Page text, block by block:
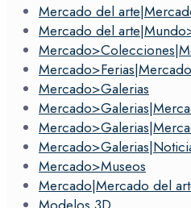
Mercado del
Mercado del
Mercado>Galerias
Mercado>Museos
Mercado|Mercado del